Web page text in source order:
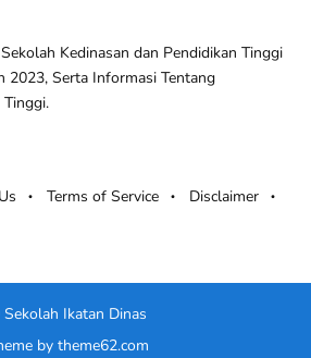
Kedinasan dan Pendidikan Tinggi
2023, Serta Informasi Tentang
Terms of Service
Disclaimer
Sekolah Ikatan Dinas
by theme62.com